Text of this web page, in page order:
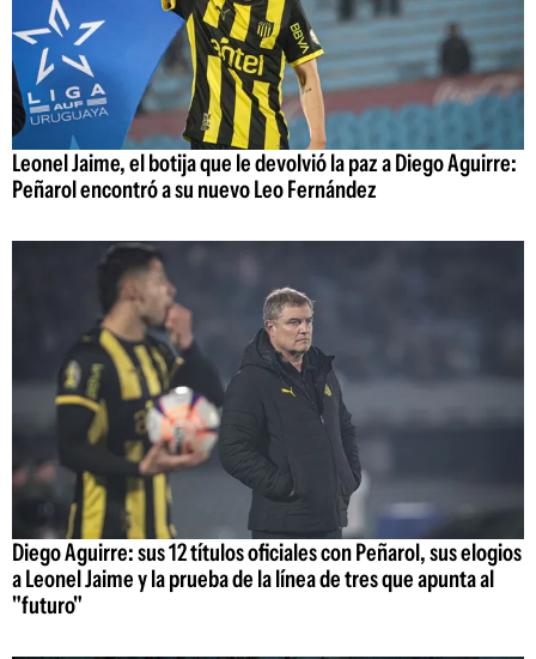
Leonel Jaime, el botija que le devolvió la paz a Diego Aguirre:
Peñarol encontró a su nuevo Leo Fernández
Diego Aguirre: sus 12 títulos oficiales con Peñarol, sus elogios
a Leonel Jaime y la prueba de la línea de tres que apunta al
"futuro"